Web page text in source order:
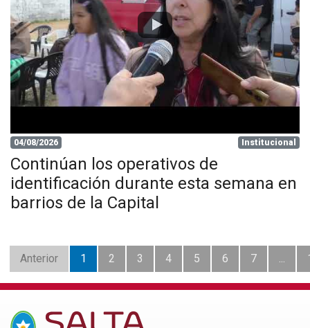
04/08/2026 Institucional
Continúan los operativos de
identificación durante esta semana en
barrios de la Capital
Anterior 1 2 3 4 5 6 7 ...